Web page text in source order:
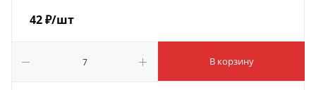
42₽/шт
В корзину